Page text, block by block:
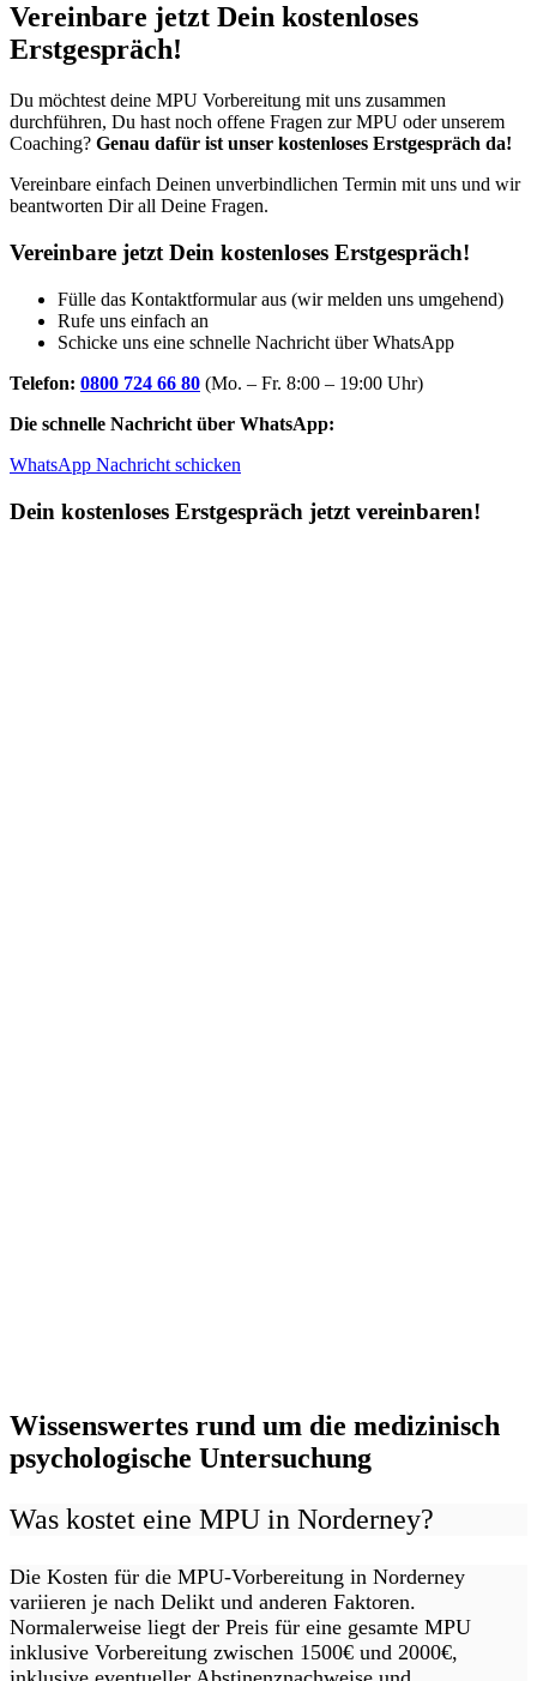
Vereinbare jetzt Dein kostenloses
Erstgespräch!
Du möchtest deine MPU Vorbereitung mit uns zusammen
durchführen, Du hast noch offene Fragen zur MPU oder unserem
Coaching? Genau dafür ist unser kostenloses Erstgespräch da!
Vereinbare einfach Deinen unverbindlichen Termin mit uns und wir
beantworten Dir all Deine Fragen.
Vereinbare jetzt Dein kostenloses Erstgespräch!
Fülle das Kontaktformular aus (wir melden uns umgehend)
Rufe uns einfach an
Schicke uns eine schnelle Nachricht über WhatsApp
Telefon: 0800 724 66 80 (Mo. – Fr. 8:00 – 19:00 Uhr)
Die schnelle Nachricht über WhatsApp:
WhatsApp Nachricht schicken
Dein kostenloses Erstgespräch jetzt vereinbaren!
Wissenswertes rund um die medizinisch
psychologische Untersuchung
Was kostet eine MPU in Norderney?
Die Kosten für die MPU-Vorbereitung in Norderney
variieren je nach Delikt und anderen Faktoren.
Normalerweise liegt der Preis für eine gesamte MPU
inklusive Vorbereitung zwischen 1500€ und 2000€,